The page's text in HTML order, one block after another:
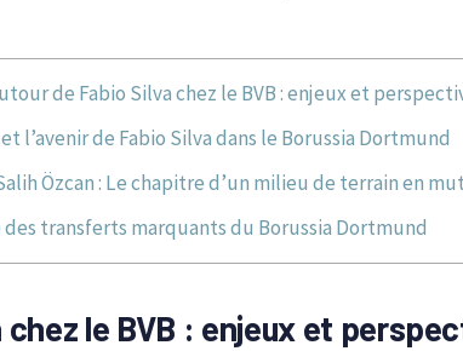
de Fabio Silva chez le BVB : enjeux et
l’avenir de Fabio Silva dans le Borussia Dortmund
Özcan : Le chapitre d’un milieu de terrain en
transferts marquants du Borussia Dortmund
le BVB : enjeux et